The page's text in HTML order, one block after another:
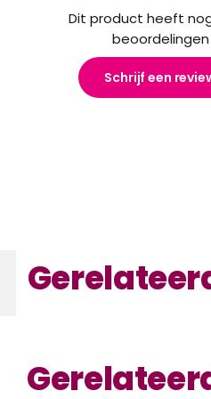
Dit product heeft
beoordelingen
Schrijf een